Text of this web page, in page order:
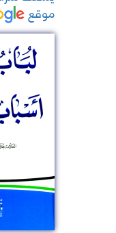
موقع